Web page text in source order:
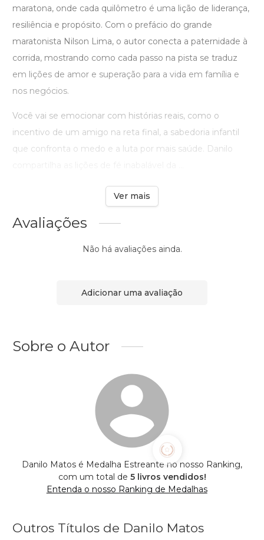
maratona, onde cada quilômetro é uma lição de liderança,
resiliência e propósito. Com o prefácio do grande
maratonista Nilson Lima, o autor conecta a paternidade à
corrida, mostrando como cada passo na pista se traduz
em lições de amor e superação para a vida em família e
nos negócios.
Você vai se emocionar com histórias reais, como o
incentivo de um amigo na reta final, a sabedoria infantil
que confronta o medo e a luta por mais saúde. Danilo
Ver mais
Avaliações
Não há avaliações ainda.
Adicionar uma avaliação
Sobre o Autor
Danilo Matos é Medalha Estreante no nosso Ranking,
com um total de 5 livros vendidos!
Entenda o nosso Ranking de Medalhas
Outros Títulos de Danilo Matos